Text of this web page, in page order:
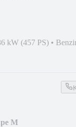
kW (457 PS) •
M